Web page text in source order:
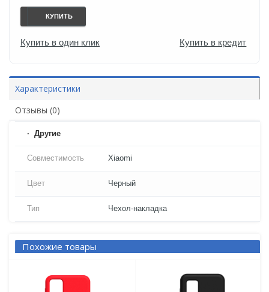
КУПИТЬ
Купить в один клик Купить в кредит
Характеристики
Отзывы (0)
Другие
Совместимость Xiaomi
Цвет Черный
Тип Чехол-накладка
Похожие товары